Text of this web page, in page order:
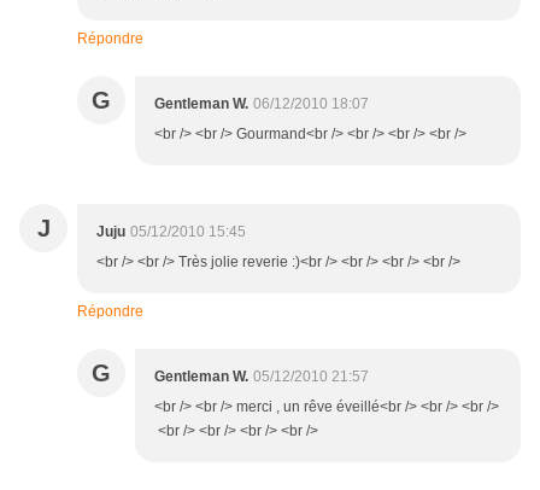
Répondre
G Gentleman W. 06/12/2010 18:07
<br /> <br /> Gourmand<br /> <br /> <br /> <br />
J Juju 05/12/2010 15:45
<br /> <br /> Très jolie reverie :)<br /> <br /> <br /> <br />
Répondre
G Gentleman W. 05/12/2010 21:57
<br /> <br /> merci , un rêve éveillé<br /> <br /> <br />
<br /> <br /> <br /> <br />